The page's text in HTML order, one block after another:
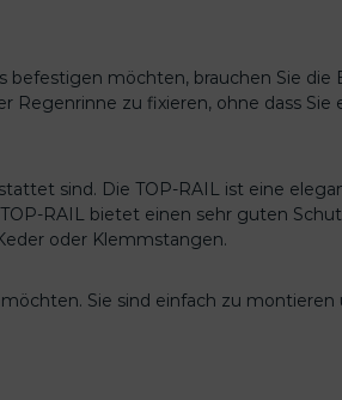
möchten, brauchen Sie die
zu fixieren, ohne dass Sie
sind. Die TOP-RAIL ist eine
RAIL bietet einen sehr guten
oder Klemmstangen.
Sie sind einfach zu